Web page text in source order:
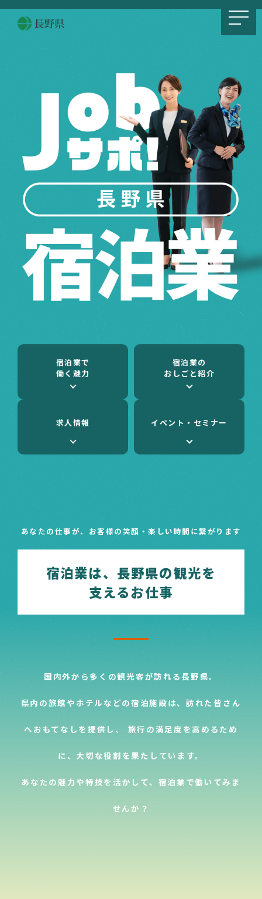
宿泊業で
働く魅力
宿泊業の
おしごと紹介
求人情報 イベント・セミナー
あなたの仕事が、お客様の笑顔・楽しい時間に繋がります
宿泊業は、長野県の観光を
支えるお仕事
国内外から多くの観光客が訪れる長野県。
県内の旅館やホテルなどの宿泊施設は、訪れた皆さん
へおもてなしを提供し、 旅行の満足度を高めるため
に、大切な役割を果たしています。
あなたの魅力や特技を活かして、宿泊業で働いてみま
せんか？